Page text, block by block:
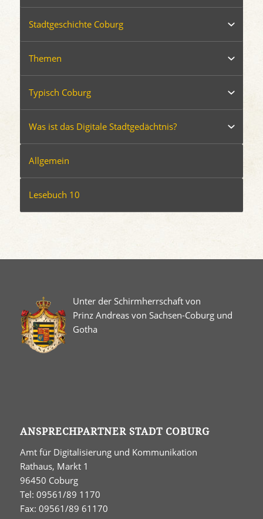
Stadtgeschichte Coburg
Themen
Typisch Coburg
Was ist das Digitale Stadtgedächtnis?
Allgemein
Lesebuch 10
Unter der Schirmherrschaft von
Prinz Andreas von Sachsen-Coburg und
Gotha
ANSPRECHPARTNER STADT COBURG
Amt für Digitalisierung und Kommunikation
Rathaus, Markt 1
96450 Coburg
Tel: 09561/89 1170
Fax: 09561/89 61170